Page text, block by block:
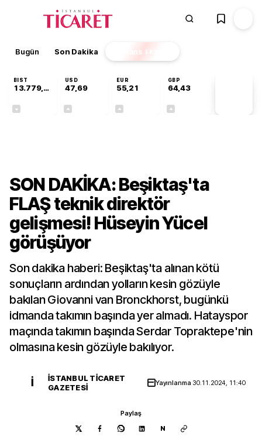
Bugün Son Dakika Finans EKSTRA
BIST
13.779,39
USD
47,69
EUR
55,21
GBP
64,43
SON DAKİKA: Beşiktaş'ta
FLAŞ teknik direktör
gelişmesi! Hüseyin Yücel
görüşüyor
Son dakika haberi: Beşiktaş'ta alınan kötü
sonuçların ardından yolların kesin gözüyle
bakılan Giovanni van Bronckhorst, bugünkü
idmanda takımın başında yer almadı. Hatayspor
maçında takımın başında Serdar Topraktepe'nin
olmasına kesin gözüyle bakılıyor.
İ
İSTANBUL TICARET
GAZETESI
Yayınlanma 30.11.2024, 11:40
Paylaş
N